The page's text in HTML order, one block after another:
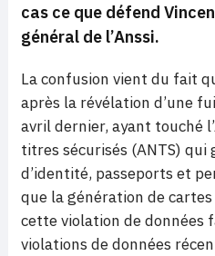
cas ce que défend
général de l’Anssi.
La confusion vient du fait
après la révélation d’une
avril dernier, ayant touché
titres sécurisés (ANTS) qui
d’identité, passeports et
que la génération de cartes
cette violation de données
violations de données